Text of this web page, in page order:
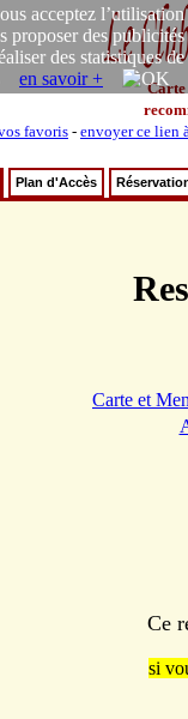
acceptez l’utilisation
proposer des publicités
des statistiques de
en savoir +
Carte
favoris- envoyer ce lien
Plan d'Accès
Carte et
Ce
si